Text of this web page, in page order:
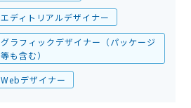
エディトリアルデザイナー
グラフィックデザイナー（パッケージ
等も含む）
Webデザイナー